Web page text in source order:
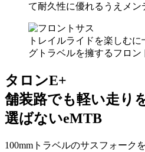
て耐久性に優れるうえメン
トレイルライドを楽しむに
グトラベルを擁するフロン
タロンE+
舗装路でも軽い走り
選ばないeMTB
100mmトラベルのサスフォーク